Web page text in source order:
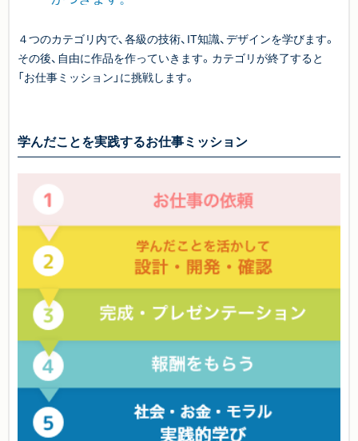
４つのカテゴリ内で、各級の技術、IT知識、デザインを学びます。
その後、自由に作品を作っていきます。カテゴリが終了すると
「お仕事ミッション」に挑戦します。
学んだことを実践するお仕事ミッション